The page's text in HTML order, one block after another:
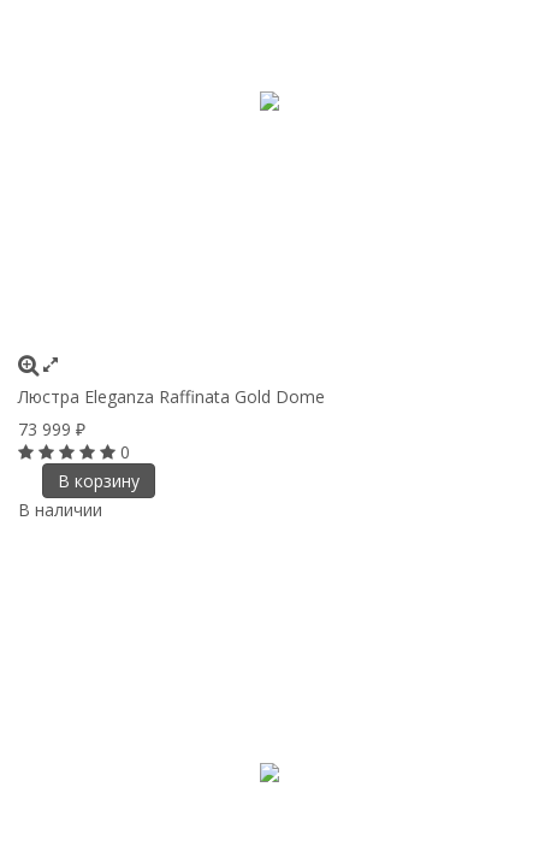
Люстра Eleganza Raffinata Gold Dome
73 999 ₽
0
В корзину
В наличии